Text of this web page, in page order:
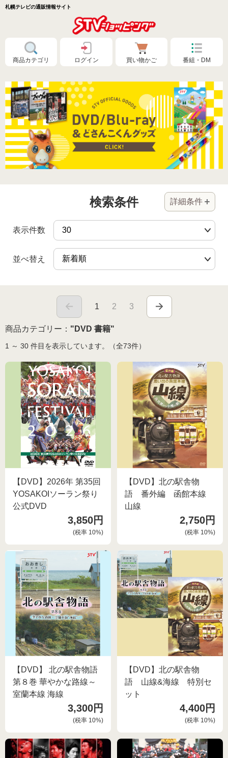
札幌テレビの通販情報サイト
商品カテゴリ
食品🚚まとめ買いで送料無料（カタログ）
食品🚚グルメ直送便（カタログ）
レジェンド松下コーナー
生活用品
リフォーム
お酒
DVD 書籍
会社概要
お問い合わせ
利用規約
個人情報の取り扱いについて
特定商取引法に基づく表記
よくある質問
カスタマーハラスメントについて
ログイン 買い物かご 番組・DM
よふかし🌙はやおき どさんこ市場
どさんこ市場（金曜日）
ラジオホームショップ
どさんこくんグッズ
会社概要
ご利用ガイド
お問い合わせ
特定商取引法に基づく表記
よくある質問
カスタマーハラスメントについて
検索条件 詳細条件
表示件数
並べ替え
1 2 3
商品カテゴリー： "DVD 書籍"
1 ～ 30 件目を表示しています。（全73件）
【DVD】2026年 第35回
YOSAKOIソーラン祭り
公式DVD
3,850円
(税率 10%)
【DVD】北の駅舎物
語 番外編 函館本線
山線
2,750円
(税率 10%)
【DVD】 北の駅舎物語
第８巻 華やかな路線～
室蘭本線 海線
3,300円
(税率 10%)
【DVD】北の駅舎物
語 山線&海線 特別セ
ット
4,400円
(税率 10%)